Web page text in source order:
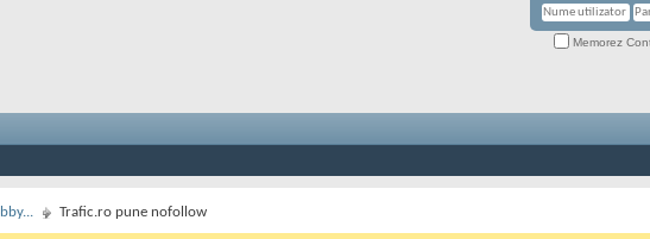
Memorez
Trafic.ro pune nofollow